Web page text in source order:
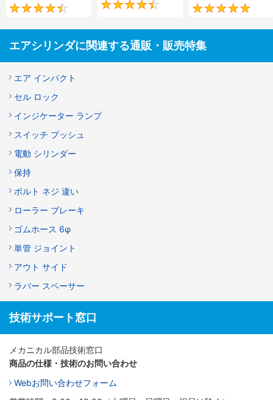
4.6 4.5
エアシリンダに関連する通販・販売特集
エア インパクト
セル ロック
インジケーター ランプ
スイッチ プッシュ
電動 シリンダー
保持
ボルト ネジ 違い
ローラー ブレーキ
ゴムホース 6φ
単管 ジョイント
アウト サイド
ラバー スペーサー
技術サポート窓口
メカニカル部品技術窓口
商品の仕様・技術のお問い合わせ
Webお問い合わせフォーム